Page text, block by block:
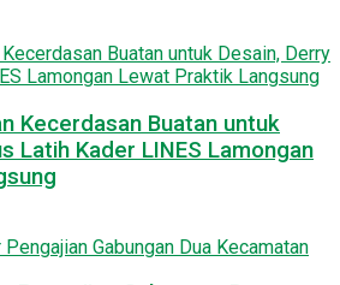
Kecerdasan Buatan untuk
Latih Kader LINES Lamongan